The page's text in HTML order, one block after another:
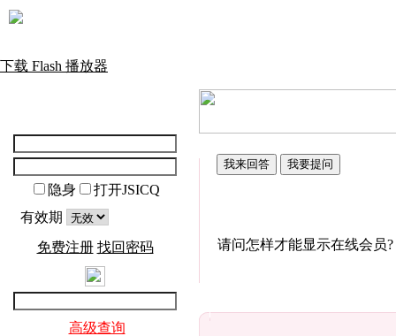
下载 Flash 播放器
隐身
打开JSICQ
有效期
免费注册 找回密码
高级查询
请问怎样才能显示在线会员?